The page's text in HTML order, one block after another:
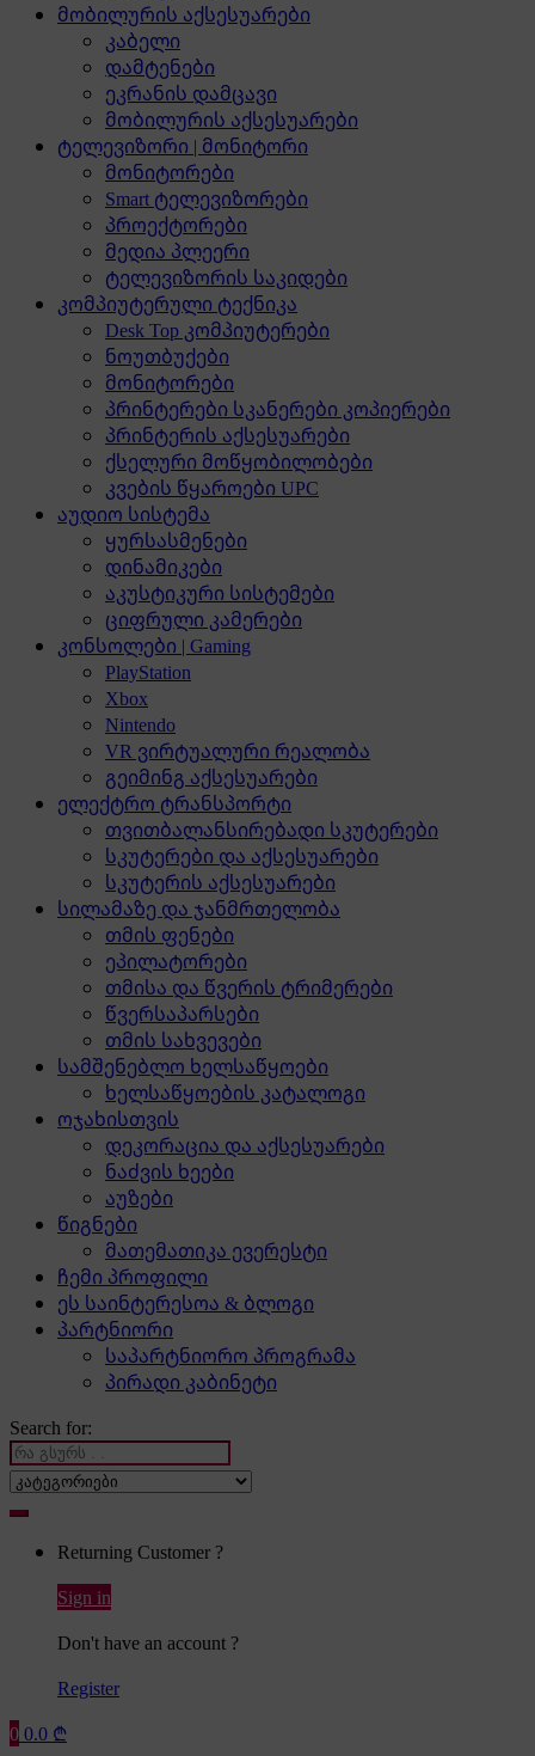
მობილურის აქსესუარები
კაბელი
დამტენები
ეკრანის დამცავი
მობილურის აქსესუარები
ტელევიზორი | მონიტორი
მონიტორები
Smart ტელევიზორები
პროექტორები
მედია პლეერი
ტელევიზორის საკიდები
კომპიუტერული ტექნიკა
Desk Top კომპიუტერები
ნოუთბუქები
მონიტორები
პრინტერები სკანერები კოპიერები
პრინტერის აქსესუარები
ქსელური მოწყობილობები
კვების წყაროები UPC
აუდიო სისტემა
ყურსასმენები
დინამიკები
აკუსტიკური სისტემები
ციფრული კამერები
კონსოლები | Gaming
PlayStation
Xbox
Nintendo
VR ვირტუალური რეალობა
გეიმინგ აქსესუარები
ელექტრო ტრანსპორტი
თვითბალანსირებადი სკუტერები
სკუტერები და აქსესუარები
სკუტერის აქსესუარები
სილამაზე და ჯანმრთელობა
თმის ფენები
ეპილატორები
თმისა და წვერის ტრიმერები
წვერსაპარსები
თმის სახვევები
სამშენებლო ხელსაწყოები
ხელსაწყოების კატალოგი
ოჯახისთვის
დეკორაცია და აქსესუარები
ნაძვის ხეები
აუზები
წიგნები
მათემათიკა ევერესტი
ჩემი პროფილი
ეს საინტერესოა & ბლოგი
პარტნიორი
საპარტნიორო პროგრამა
პირადი კაბინეტი
Search for:
Returning Customer ?
Sign in
Don't have an account ?
Register
00.0 ₾